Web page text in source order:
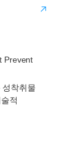
Prevent
성착취물
적